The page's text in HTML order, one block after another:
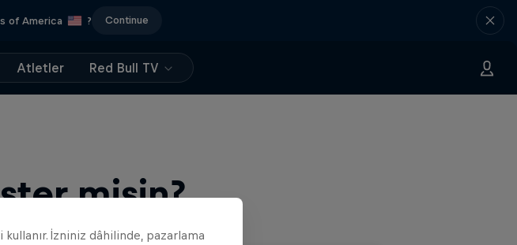
of America ? Continue
Atletler Red Bull TV
misin?
İzniniz dâhilinde, pazarlama